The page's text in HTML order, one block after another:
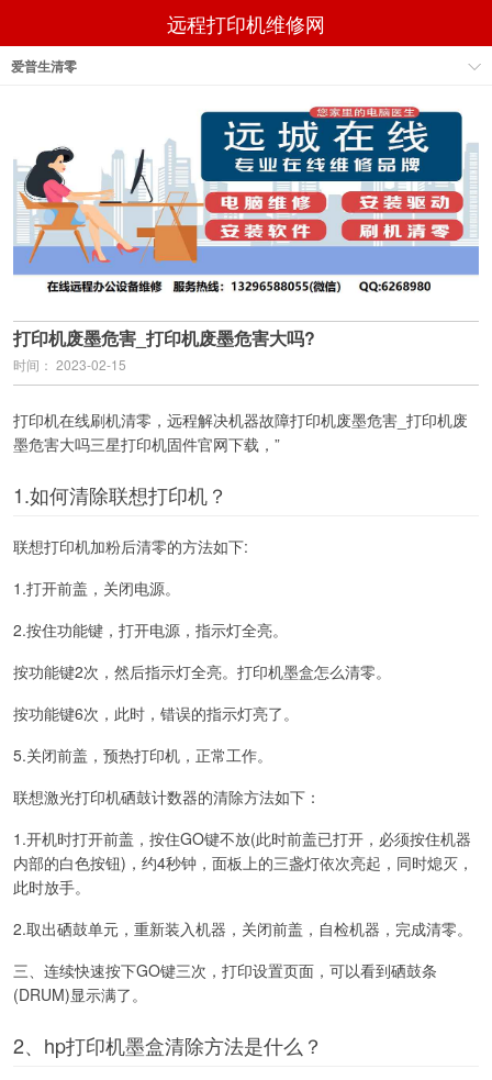
远程打印机维修网
爱普生清零
打印机废墨危害_打印机废墨危害大吗?
时间： 2023-02-15
打印机在线刷机清零，远程解决机器故障打印机废墨危害_打印机废
墨危害大吗三星打印机固件官网下载，”
1.如何清除联想打印机？
联想打印机加粉后清零的方法如下:
1.打开前盖，关闭电源。
2.按住功能键，打开电源，指示灯全亮。
按功能键2次，然后指示灯全亮。打印机墨盒怎么清零。
按功能键6次，此时，错误的指示灯亮了。
5.关闭前盖，预热打印机，正常工作。
联想激光打印机硒鼓计数器的清除方法如下：
1.开机时打开前盖，按住GO键不放(此时前盖已打开，必须按住机器
内部的白色按钮)，约4秒钟，面板上的三盏灯依次亮起，同时熄灭，
此时放手。
2.取出硒鼓单元，重新装入机器，关闭前盖，自检机器，完成清零。
三、连续快速按下GO键三次，打印设置页面，可以看到硒鼓条
(DRUM)显示满了。
2、hp打印机墨盒清除方法是什么？